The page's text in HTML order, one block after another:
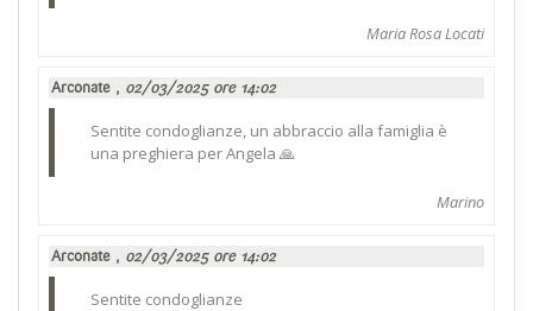
Maria Rosa Locati
Arconate , 02/03/2025 ore 14:02
Sentite condoglianze, un abbraccio alla famiglia è
una preghiera per Angela 🙏
Marino
Arconate , 02/03/2025 ore 14:02
Sentite condoglianze